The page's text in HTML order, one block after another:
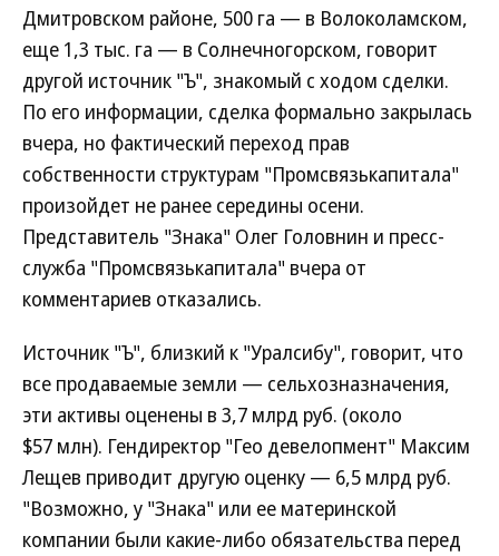
Дмитровском районе, 500 га — в Волоколамском,
еще 1,3 тыс. га — в Солнечногорском, говорит
другой источник "Ъ", знакомый с ходом сделки.
По его информации, сделка формально закрылась
вчера, но фактический переход прав
собственности структурам "Промсвязькапитала"
произойдет не ранее середины осени.
Представитель "Знака" Олег Головнин и пресс-
служба "Промсвязькапитала" вчера от
комментариев отказались.
Источник "Ъ", близкий к "Уралсибу", говорит, что
все продаваемые земли — сельхозназначения,
эти активы оценены в 3,7 млрд руб. (около
$57 млн). Гендиректор "Гео девелопмент" Максим
Лещев приводит другую оценку — 6,5 млрд руб.
"Возможно, у "Знака" или ее материнской
компании были какие-либо обязательства перед